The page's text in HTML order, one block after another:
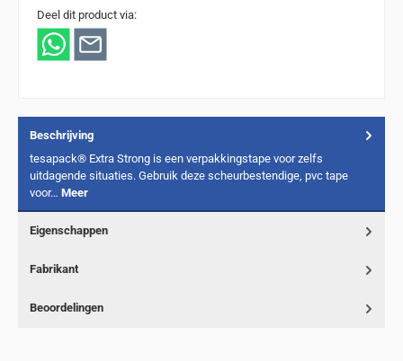
Deel dit product via:
Beschrijving
tesapack® Extra Strong is een verpakkingstape voor zelfs
uitdagende situaties. Gebruik deze scheurbestendige, pvc tape
voor… Meer
Eigenschappen
Fabrikant
Beoordelingen